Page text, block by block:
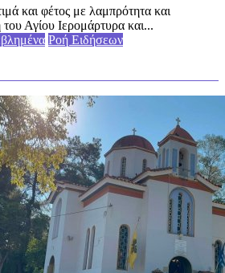
και φέτος με λαμπρότητα και
Αγίου Ιερομάρτυρα και...
Ροή Ειδήσεων